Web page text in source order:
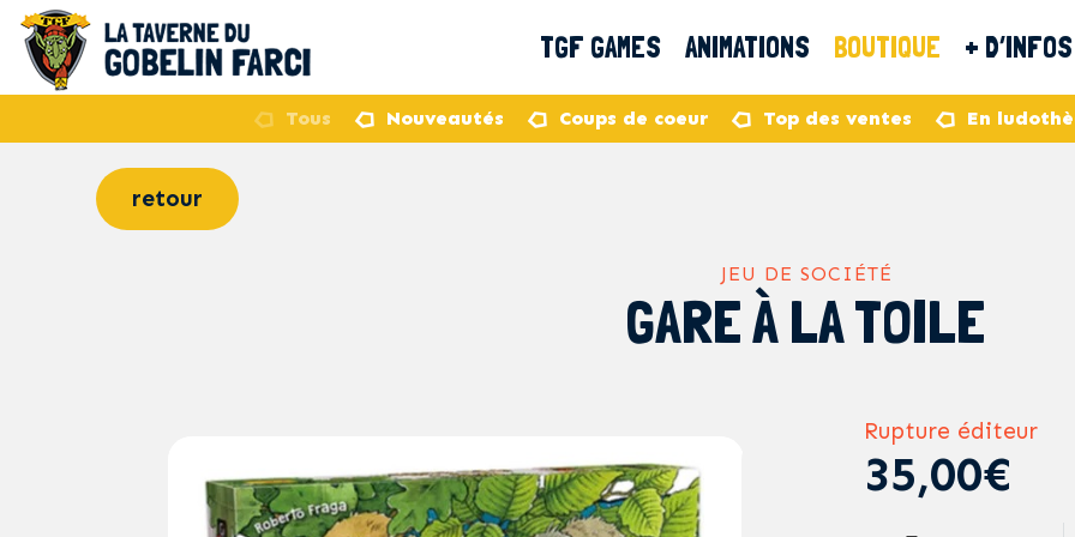
TGF GAMES ANIMATIONS BOUTIQUE + D’INFOS
Tous Nouveautés Coups de coeur Top des ventes En
retour
JEU DE SOCIÉTÉ
GARE À LA TOILE
Rupture éditeur
35,00€